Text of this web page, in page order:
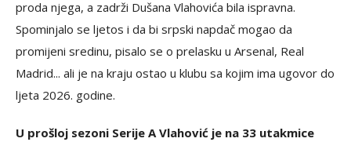
proda njega, a zadrži Dušana Vlahovića bila ispravna.
Spominjalo se ljetos i da bi srpski napdač mogao da
promijeni sredinu, pisalo se o prelasku u Arsenal, Real
Madrid... ali je na kraju ostao u klubu sa kojim ima ugovor do
ljeta 2026. godine.
U prošloj sezoni Serije A Vlahović je na 33 utakmice